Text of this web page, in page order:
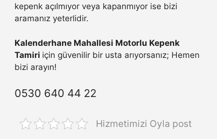
kepenk açılmıyor veya kapanmıyor ise bizi
aramanız yeterlidir.
Kalenderhane Mahallesi Motorlu Kepenk
Tamiri için güvenilir bir usta arıyorsanız; Hemen
bizi arayın!
0530 640 44 22
Hizmetimizi Oyla post